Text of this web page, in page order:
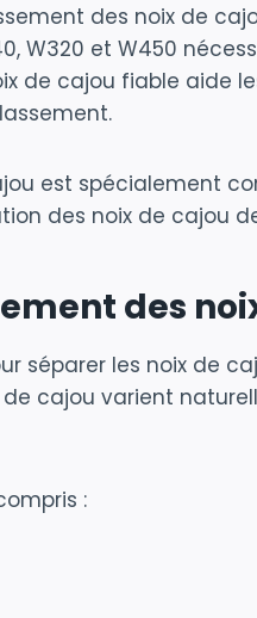
des noix de
W320 et W450
de cajou fiable aide
est spécialement
des noix de cajou
des
séparer les noix de
cajou varient
: